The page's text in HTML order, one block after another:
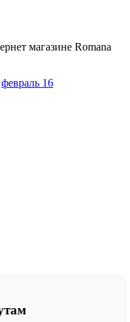
магазине Romana
февраль 16